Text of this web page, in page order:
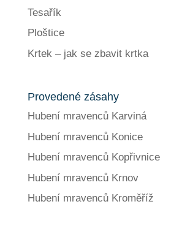
Tesařík
Ploštice
Krtek – jak se zbavit krtka
Provedené zásahy
Hubení mravenců Karviná
Hubení mravenců Konice
Hubení mravenců Kopřivnice
Hubení mravenců Krnov
Hubení mravenců Kroměříž